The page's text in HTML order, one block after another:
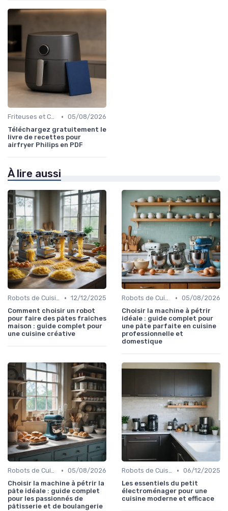
Friteuses et Cuiseurs • 05/08/2026
Téléchargez gratuitement le
livre de recettes pour
airfryer Philips en PDF
À lire aussi
Robots de Cuisine • 12/12/2025
Comment choisir un robot
pour faire des pâtes fraîches
maison : guide complet pour
une cuisine créative
Robots de Cuisine • 05/08/2026
Choisir la machine à pétrir
idéale : guide complet pour
une pâte parfaite en cuisine
professionnelle et
domestique
Robots de Cuisine • 05/08/2026
Choisir la machine à pétrir la
pâte idéale : guide complet
pour les passionnés de
pâtisserie et de boulangerie
Robots de Cuisine • 06/12/2025
Les essentiels du petit
électroménager pour une
cuisine moderne et efficace